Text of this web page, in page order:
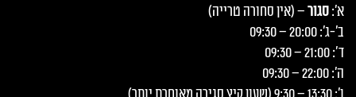
א':סגור– (אין סחורה טרייה)
ב'-ג': 20:00 – 09:30
ד': 21:00 – 09:30
ה': 22:00 – 09:30